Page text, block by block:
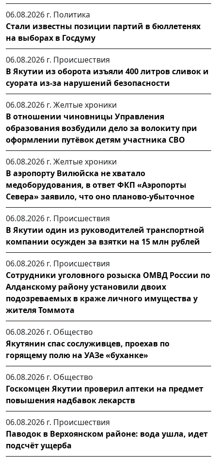
06.08.2026 г. Политика
Стали известны позиции партий в бюллетенях
на выборах в Госдуму
06.08.2026 г. Происшествия
В Якутии из оборота изъяли 400 литров сливок и
суората из-за нарушений безопасности
06.08.2026 г. Желтые хроники
В отношении чиновницы Управления
образования возбудили дело за волокиту при
оформлении путёвок детям участника СВО
06.08.2026 г. Желтые хроники
В аэропорту Вилюйска не хватало
медоборудования, в ответ ФКП «Аэропорты
Севера» заявило, что оно планово-убыточное
06.08.2026 г. Происшествия
В Якутии один из руководителей транспортной
компании осужден за взятки на 15 млн рублей
06.08.2026 г. Происшествия
Сотрудники уголовного розыска ОМВД России по
Алданскому району установили двоих
подозреваемых в краже личного имущества у
жителя Томмота
06.08.2026 г. Общество
Якутянин спас сослуживцев, проехав по
горящему полю на УАЗе «буханке»
06.08.2026 г. Общество
Госкомцен Якутии проверил аптеки на предмет
повышения надбавок лекарств
06.08.2026 г. Происшествия
Паводок в Верхоянском районе: вода ушла, идет
подсчёт ущерба